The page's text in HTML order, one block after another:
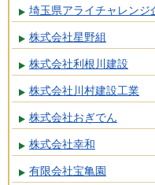
埼玉県アライチャレンジ
株式会社星野組
株式会社利根川建設
株式会社川村建設工業
株式会社おぎでん
株式会社幸和
有限会社宝亀園